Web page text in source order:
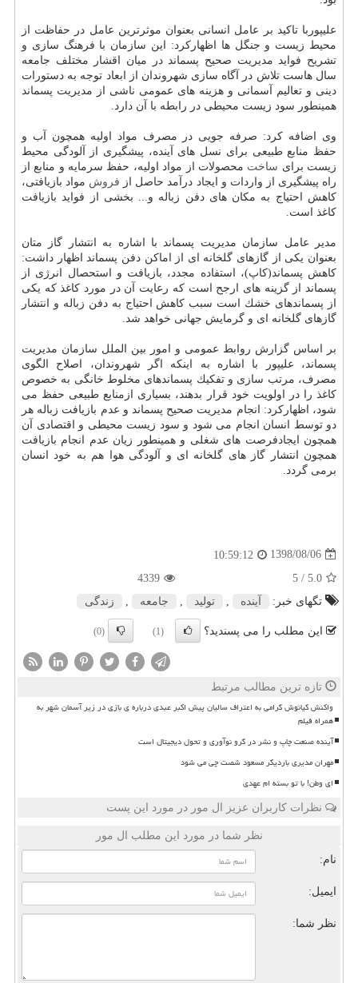
علیپوربا تاكید بر عامل انسانی بعنوان موثرترین عامل در حفاظت از
محیط زیست و جنگل ها اظهاركرد: این سازمان با فرهنگ سازی و
تشریح فواید مدیریت صحیح پسماند در میان اقشار مختلف جامعه
سال هاست تلاش در آگاه سازی شهروندان از ابعاد توجه به دستورات
دینی و تعالیم آسمانی و هزینه های عمومی ناشی از مدیریت پسماند
همینطور سود زیست محیطی در رابطه با آن دارد.
وی اضافه كرد: صرفه جویی در مصرف مواد اولیه همچون آب و
حفظ منابع طبیعی برای نسل های آینده، پیشگیری از آلودگی محیط
زیست برای ساخت محصولات از مواد اولیه، حفظ سرمایه و منابع از
راه پیشگیری از واردات و ایجاد درآمد حاصل از فروش مواد بازیافتی،
كاهش احتیاج به مكان های دفن زباله و... بخشی از فواید بازیافت
كاغذ است.
مدیر عامل سازمان مدیریت پسماند با اشاره به انتشار گاز متان
بعنوان یكی از گازهای گلخانه ای از اماكن دفن پسماند اظهار داشت:
كاهش پسماند(كاپ)، استفاده مجدد، بازیافت و استحصال انرژی از
پسماند از گزینه های ارجح است كه رعایت آن در مورد كاغذ كه یكی
از پسماندهای خشك است سبب كاهش احتیاج به دفن زباله و انتشار
گازهای گلخانه ای و گرمایش جهانی خواهد شد.
بر اساس گزارش روابط عمومی و امور بین الملل سازمان مدیریت
پسماند، علیپور با اشاره به اینكه اگر شهروندان، اصلاح الگوی
مصرف، مرتب سازی و تفكیك پسماندهای مخلوط خانگی به خصوص
كاغذ را در اولویت خود قرار بدهند، بسیاری ازمنابع طبیعی حفظ می
شود، اظهاركرد: انجام مدیریت صحیح پسماند و عدم بازیافت زباله هر
دو توسط انسان انجام می شود و سود زیست محیطی و اقتصادی آن
همچون ایجادفرصت های شغلی و همینطور زیان عدم انجام بازیافت
همچون انتشار گاز های گلخانه ای و آلودگی هوا هم به خود انسان
برمی گردد.
1398/08/06
10:59:12
5.0
/ 5
4339
تگهای خبر:
آینده , تولید , جامعه , زندگی
این مطلب را می پسندید؟ (1)
(0)
تازه ترین مطالب مرتبط
واکنش کیانوش گرامی به اعتراف سالیان پیش اکبر عبدی درباره ی بازی در زیر آسمان شهر به
همراه فیلم
آینده صنعت چاپ و نشر در گرو نوآوری و تحول دیجیتال است
مهران مدیری باردیگر مسعود شصت چی می شود
ای وطن! با تو بسته ام عهدی
نظرات کاربران عزیز ال مور در مورد این پست
نظر شما در مورد این مطلب ال مور
نام:
ایمیل:
نظر شما: